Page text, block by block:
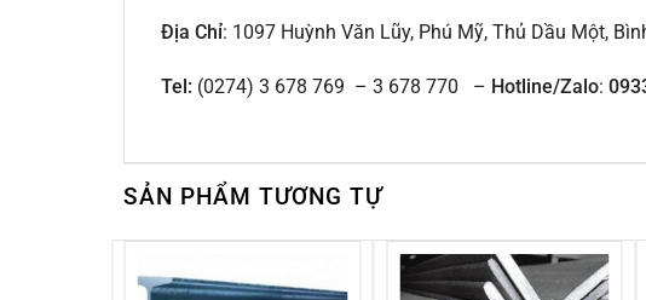
Địa Chỉ: 1097 Huỳnh Văn Lũy, Phú Mỹ, Thủ Dầu Một,
Tel: (0274) 3 678 769 – 3 678 770 – Hotline/Zalo:
SẢN PHẨM TƯƠNG TỰ